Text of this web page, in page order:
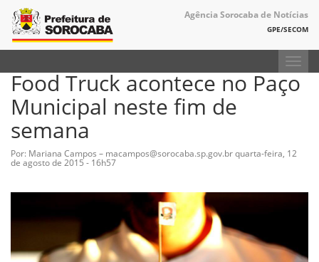
Agência Sorocaba de Notícias
GPE/SECOM
Food Truck acontece no Paço
Municipal neste fim de
semana
Por: Mariana Campos – macampos@sorocaba.sp.gov.brquarta-feira, 12
de agosto de 2015 - 16h57